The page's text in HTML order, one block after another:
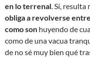
en lo terrenal. Sí, resulta
obliga a revolverse
como son huyendo de
como de una vacua
de no sé muy bien qué